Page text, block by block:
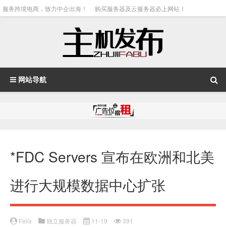
服务跨境电商，致力中企出海！ 购买服务器及云服务器必上网站！
网站导航
*FDC Servers 宣布在欧洲和北美
进行大规模数据中心扩张
Felix 独立服务器 11-19 391